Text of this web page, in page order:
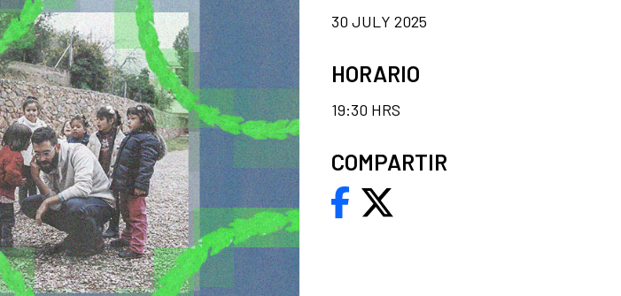
30 JULY 2025
HORARIO
19:30 HRS
COMPARTIR